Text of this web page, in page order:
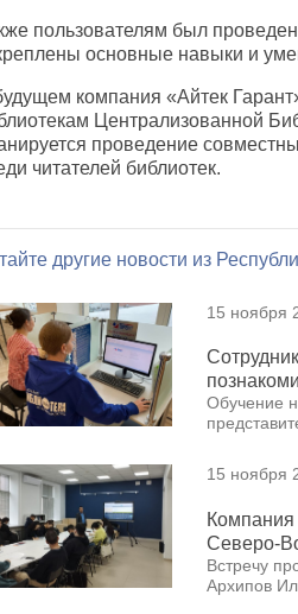
пользователям был
основные навыки и
компания «Айтек
Централизованной
проведение
читателей библиотек.
другие новости из
15 ноября
Обучение
15 ноября
Компания
Северо-
Встречу
Архипов